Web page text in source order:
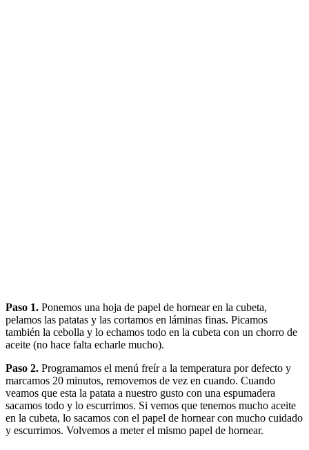
Paso 1. Ponemos una hoja de papel de hornear en la cubeta,
pelamos las patatas y las cortamos en láminas finas. Picamos
también la cebolla y lo echamos todo en la cubeta con un chorro de
aceite (no hace falta echarle mucho).
Paso 2. Programamos el menú freír a la temperatura por defecto y
marcamos 20 minutos, removemos de vez en cuando. Cuando
veamos que esta la patata a nuestro gusto con una espumadera
sacamos todo y lo escurrimos. Si vemos que tenemos mucho aceite
en la cubeta, lo sacamos con el papel de hornear con mucho cuidado
y escurrimos. Volvemos a meter el mismo papel de hornear.